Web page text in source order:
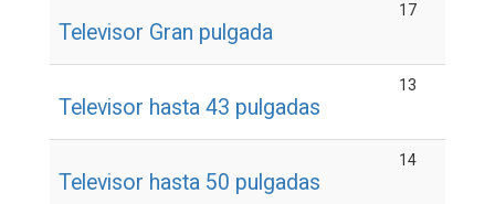
Televisor Gran pulgada
17
Televisor hasta 43 pulgadas
13
Televisor hasta 50 pulgadas
14